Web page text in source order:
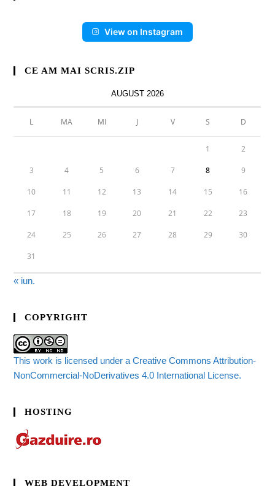
View on Instagram
CE AM MAI SCRIS.ZIP
AUGUST 2026
L MA MI J V S D
1 2
3 4 5 6 7 8 9
10 11 12 13 14 15 16
17 18 19 20 21 22 23
24 25 26 27 28 29 30
31
« iun.
COPYRIGHT
This work is licensed under a Creative Commons Attribution-
NonCommercial-NoDerivatives 4.0 International License.
HOSTING
WEB DEVELOPMENT